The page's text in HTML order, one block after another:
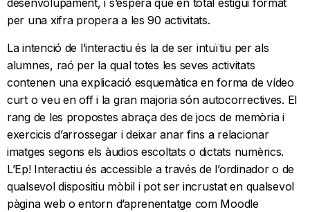
desenvolupament, i s’espera que en total estigui format
per una xifra propera a les 90 activitats.
La intenció de l’interactiu és la de ser intuïtiu per als
alumnes, raó per la qual totes les seves activitats
contenen una explicació esquemàtica en forma de vídeo
curt o veu en off i la gran majoria són autocorrectives. El
rang de les propostes abraça des de jocs de memòria i
exercicis d’arrossegar i deixar anar fins a relacionar
imatges segons els àudios escoltats o dictats numèrics.
L’Ep! Interactiu és accessible a través de l’ordinador o de
qualsevol dispositiu mòbil i pot ser incrustat en qualsevol
pàgina web o entorn d’aprenentatge com Moodle